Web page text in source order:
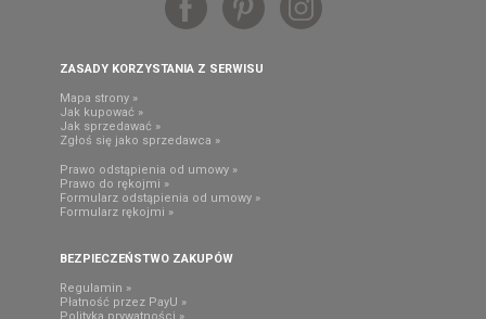
ZASADY KORZYSTANIA Z SERWISU
Mapa strony »
Jak kupować »
Jak sprzedawać »
Zgłoś się jako sprzedawca »
Prawo odstąpienia od umowy »
Prawo do rękojmi »
Formularz odstąpienia od umowy »
Formularz rękojmi »
BEZPIECZEŃSTWO ZAKUPÓW
Regulamin »
Płatność przez PayU »